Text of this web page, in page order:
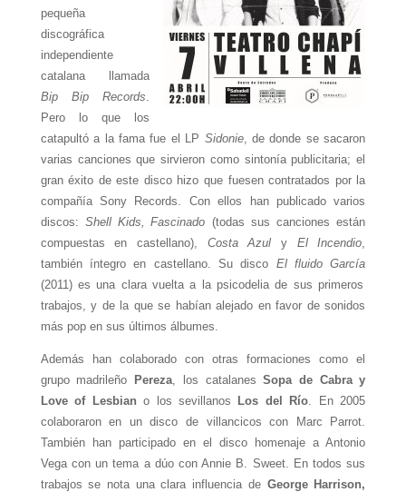
pequeña
discográfica
independiente
catalana llamada
Bip Bip Records.
Pero lo que los
catapultó a la fama fue el LP Sidonie, de donde se sacaron
varias canciones que sirvieron como sintonía publicitaria; el
gran éxito de este disco hizo que fuesen contratados por la
compañía Sony Records. Con ellos han publicado varios
discos: Shell Kids, Fascinado (todas sus canciones están
compuestas en castellano), Costa Azul y El Incendio,
también íntegro en castellano. Su disco El fluido García
(2011) es una clara vuelta a la psicodelia de sus primeros
trabajos, y de la que se habían alejado en favor de sonidos
más pop en sus últimos álbumes.
Además han colaborado con otras formaciones como el
grupo madrileño
Pereza, los catalanesSopa de Cabra y
Love of Lesbian o los sevillanos Los del Río. En 2005
colaboraron en un disco de villancicos con Marc Parrot.
También han participado en el disco homenaje a Antonio
Vega con un tema a dúo con Annie B. Sweet. En todos sus
trabajos se nota una clara influencia de George Harrison,